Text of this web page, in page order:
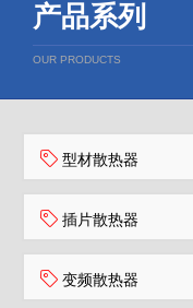
产品系列
OUR PRODUCTS
型材散热器
插片散热器
变频散热器